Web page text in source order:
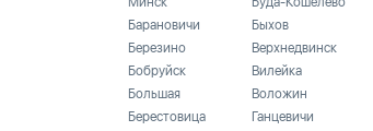
Барановичи
Березино
Бобруйск
Большая
Берестовица
Быхов
Верхнедвинск
Вилейка
Воложин
Ганцевичи